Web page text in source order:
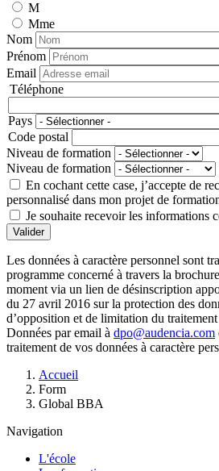
M
Mme
Nom
Prénom
Email
Téléphone
Adresse
Pays
Code postal
Niveau de formation
Niveau de formation
En cochant cette case, j’accepte de
personnalisé dans mon projet de
Je souhaite recevoir les informations
Valider
Les données à caractère personnel sont
programme concerné à travers la
moment via un lien de désinscription
du 27 avril 2016 sur la protection des
d’opposition et de limitation du
Données par email à dpo@audencia.com
traitement de vos données à caractère
d'Ariane
Accueil
Form
Global BBA
Navigation
L'école